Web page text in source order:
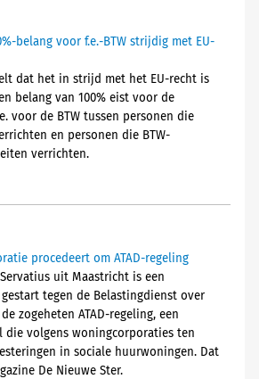
belang voor f.e.-BTW strijdig met EU-
dat het in strijd met het EU-recht is
belang van 100% eist voor de
voor de BTW tussen personen die
en personen die BTW-
verrichten.
procedeert om ATAD-regeling
uit Maastricht is een
tegen de Belastingdienst over
zogeheten ATAD-regeling, een
die volgens woningcorporaties ten
in sociale huurwoningen. Dat
De Nieuwe Ster.